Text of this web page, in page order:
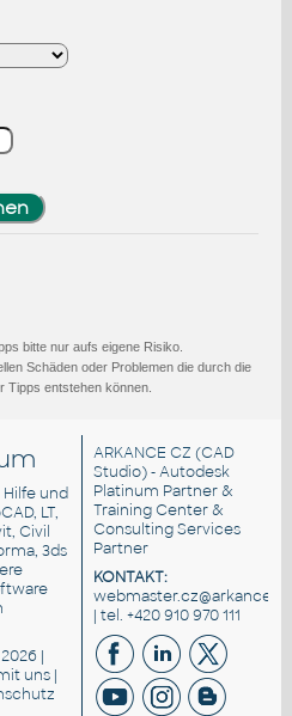
bitte nur aufs eigene Risiko.
Schäden oder Problemen die durch die
Tipps entstehen können.
Hilfe und
LT,
Civil
3ds
|
uns |
ARKANCE CZ (CAD
Studio) - Autodesk
Platinum Partner &
Training Center &
Consulting Services
Partner
KONTAKT:
| tel. +420 910 970 111